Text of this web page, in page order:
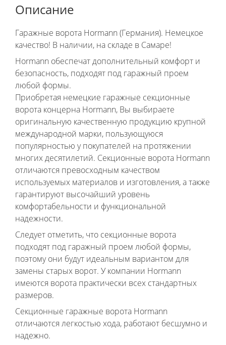
Описание
Гаражные ворота Hormann (Германия). Немецкое
качество! В наличии, на складе в Самаре!
Hormann обеспечат дополнительный комфорт и
безопасность, подходят под гаражный проем
любой формы.
Приобретая немецкие гаражные секционные
ворота концерна Hormann, Вы выбираете
оригинальную качественную продукцию крупной
международной марки, пользующуюся
популярностью у покупателей на протяжении
многих десятилетий. Секционные ворота Hormann
отличаются превосходным качеством
используемых материалов и изготовления, а также
гарантируют высочайший уровень
комфортабельности и функциональной
надежности.
Следует отметить, что секционные ворота
подходят под гаражный проем любой формы,
поэтому они будут идеальным вариантом для
замены старых ворот. У компании Hormann
имеются ворота практически всех стандартных
размеров.
Секционные гаражные ворота Hormann
отличаются легкостью хода, работают бесшумно и
надежно.